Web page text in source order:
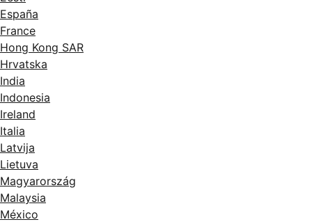
España
France
Hong Kong SAR
Hrvatska
India
Indonesia
Ireland
Italia
Latvija
Lietuva
Magyarország
Malaysia
México